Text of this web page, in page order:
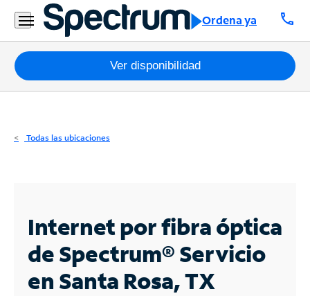
Ordena ya call
Residencial
Business
Paquetes
Internet
Business
Contáctanos
Ver disponibilidad
Todas las ubicaciones
Internet por fibra óptica
de Spectrum®Servicio
en Santa Rosa, TX